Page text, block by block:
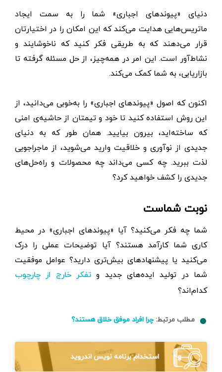
دنیای «پیوندهای اجباری» شما را به سمت ایجاد
ماتریس‌هایی هدایت می‌کند که این امکان را در اختیارتان
قرار می‌دهند که به طریقی فکر کنید که ناخوشایند و
نشاط‌آور است. این امر در همه‌چیز، از حل مسئله گرفته تا
بازاریابی، به شما کمک می‌کند.
اکنون که اصول «پیوندهای اجباری» را به‌خوبی می‌دانید، از
این روش استفاده کنید تا خود و تیمتان از حاشیه‌ی امنی
که ساخته‌اید، بیرون بیایید. همان طور که به دنیای
جدیدی از نوآوری و خلاقیت وارید می‌شوید، از ماجراجویی
لذت ببرید. چه کسی می‌داند چه محصولات و راه‌حل‌های
جدیدی را کشف خواهید کرد؟
نوبت شماست
شما چه فکر می‌کنید؟ آیا «پیوندهای اجباری» در محیط
کاری شما کارآمد هستند؟ آیا توضیحات عملی را درک
می‌کنید یا پیشنهادهای بیش‌تری دارید؟ عوامل موفقیت
شما در تولید ایده‌های جدید و تفکر خارج از چارچوب
کدام‌اند؟
مطلب مرتبط:چرا افراد موفق خلاق هستند؟
استخدام برنامه نویس اندروید